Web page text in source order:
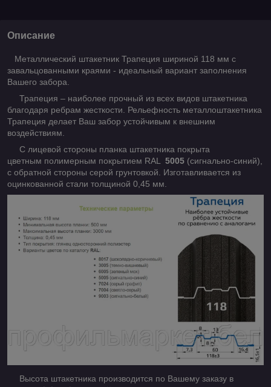
Описание
Металлический штакетник Трапеция шириной 118 мм с
завальцованными краями - идеальный вариант заполнения
Вашего забора.
Трапеция – наиболее прочный из всех видов штакетника
благодаря ребрам жесткости. Рельефность металлоштакетника
Трапеция делает Ваш забор устойчивым к внешним
воздействиям.
С лицевой стороны планка штакетника покрыта
цветным полимерным покрытием RAL 5005 (сигнально-синий),
с обратной стороны серой грунтовкой. Изготавливается из
оцинкованной стали толщиной 0,45 мм.
Высота штакетника производится по Вашему заказу в